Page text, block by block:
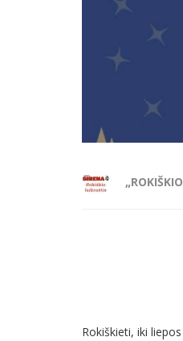
Rokiškieti, iki